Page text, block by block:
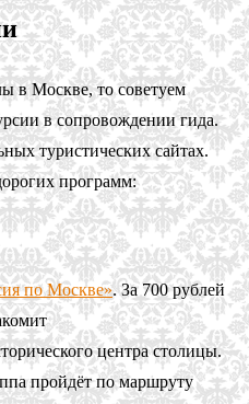
в Москве, то советуем
в сопровождении гида.
туристических сайтах.
программ:
по Москве». За 700 рублей
центра столицы.
пройдёт по маршруту